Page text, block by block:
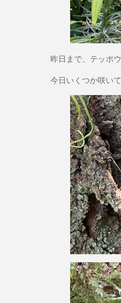
昨日まで、テッポ
今日いくつか咲い